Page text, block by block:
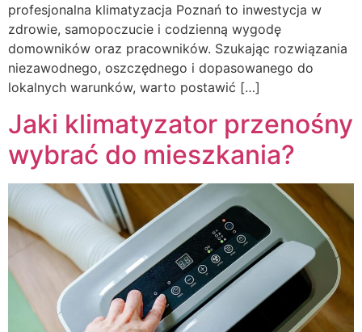
profesjonalna klimatyzacja Poznań to inwestycja w
zdrowie, samopoczucie i codzienną wygodę
domowników oraz pracowników. Szukając rozwiązania
niezawodnego, oszczędnego i dopasowanego do
lokalnych warunków, warto postawić […]
Jaki klimatyzator przenośny
wybrać do mieszkania?